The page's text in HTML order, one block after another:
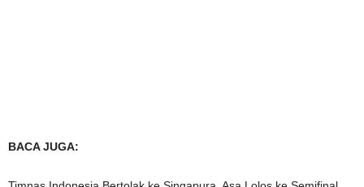
BACA JUGA: